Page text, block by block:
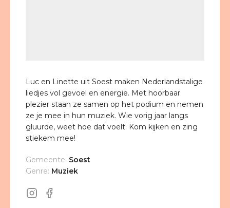
Luc en Linette uit Soest maken Nederlandstalige
liedjes vol gevoel en energie. Met hoorbaar
plezier staan ze samen op het podium en nemen
ze je mee in hun muziek. Wie vorig jaar langs
gluurde, weet hoe dat voelt. Kom kijken en zing
stiekem mee!
Gemeente: Soest
Genre: Muziek